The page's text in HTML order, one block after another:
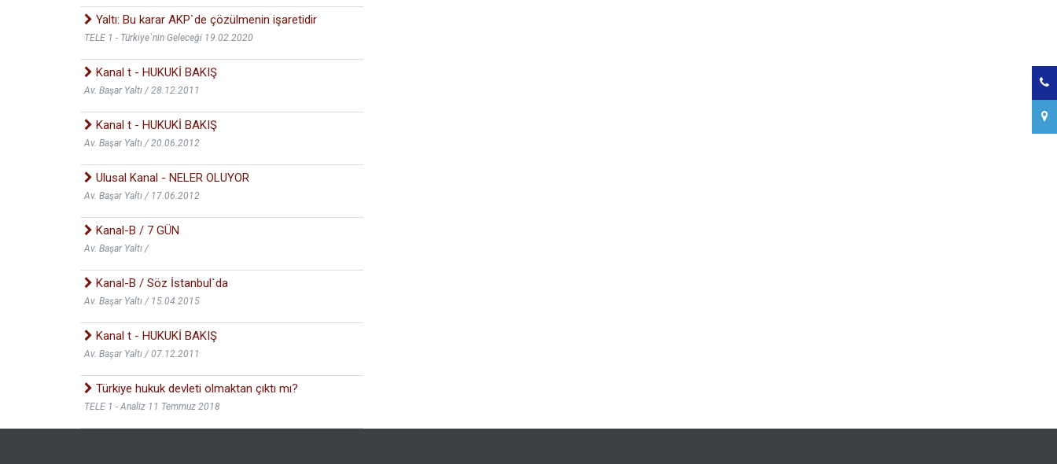
Yaltı: Bu karar AKP`de çözülmenin işaretidir
TELE 1 - Türkiye`nin Geleceği 19.02.2020
Kanal t - HUKUKİ BAKIŞ
Av. Başar Yaltı / 28.12.2011
Kanal t - HUKUKİ BAKIŞ
Av. Başar Yaltı / 20.06.2012
Ulusal Kanal - NELER OLUYOR
Av. Başar Yaltı / 17.06.2012
Kanal-B / 7 GÜN
Av. Başar Yaltı /
Kanal-B / Söz İstanbul`da
Av. Başar Yaltı / 15.04.2015
Kanal t - HUKUKİ BAKIŞ
Av. Başar Yaltı / 07.12.2011
Türkiye hukuk devleti olmaktan çıktı mı?
TELE 1 - Analiz 11 Temmuz 2018